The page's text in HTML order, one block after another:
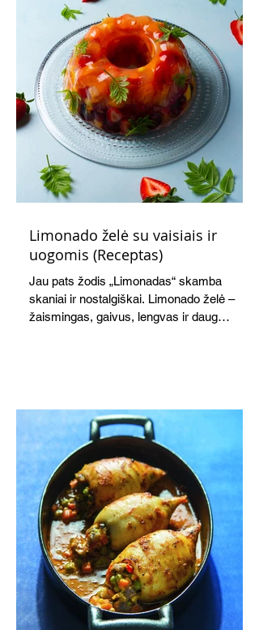
Limonado želė su vaisiais ir
uogomis (Receptas)
Jau pats žodis „Limonadas“ skamba
skaniai ir nostalgiškai. Limonado želė –
žaismingas, gaivus, lengvas ir daug